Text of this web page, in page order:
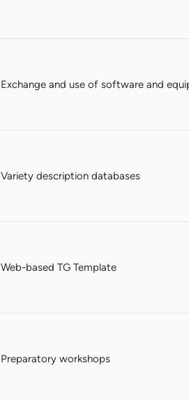
Exchange and use of software and
Variety description databases
Web-based TG Template
Preparatory workshops